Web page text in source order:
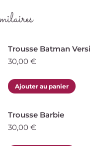
Trousse Batman
30,00 €
Ajouter au panier
Trousse Barbie
30,00 €